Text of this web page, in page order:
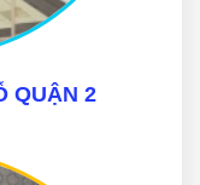
QUẬN 2